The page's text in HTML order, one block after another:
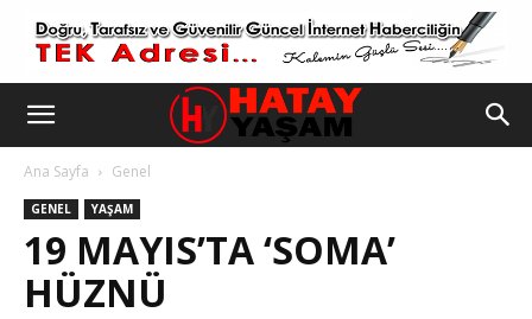
Ana Sayfa Genel
GENEL YAŞAM
19 MAYIS’TA ‘SOMA’
HÜZNÜ